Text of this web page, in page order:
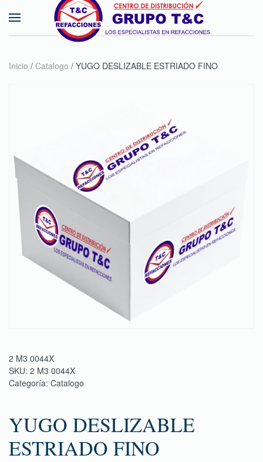
Skip to main content
Inicio / Catalogo / YUGO DESLIZABLE ESTRIADO FINO
2 M3 0044X
SKU: 2 M3 0044X
Categoría: Catalogo
YUGO DESLIZABLE
ESTRIADO FINO